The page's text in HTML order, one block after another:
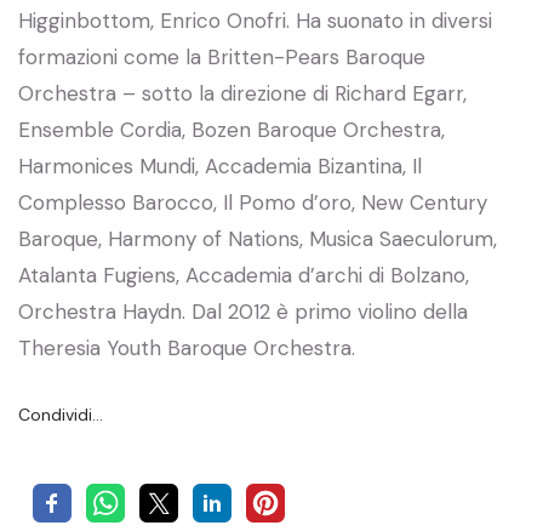
Higginbottom, Enrico Onofri. Ha suonato in diversi
formazioni come la Britten-Pears Baroque
Orchestra – sotto la direzione di Richard Egarr,
Ensemble Cordia, Bozen Baroque Orchestra,
Harmonices Mundi, Accademia Bizantina, Il
Complesso Barocco, Il Pomo d’oro, New Century
Baroque, Harmony of Nations, Musica Saeculorum,
Atalanta Fugiens, Accademia d’archi di Bolzano,
Orchestra Haydn. Dal 2012 è primo violino della
Theresia Youth Baroque Orchestra.
Condividi…